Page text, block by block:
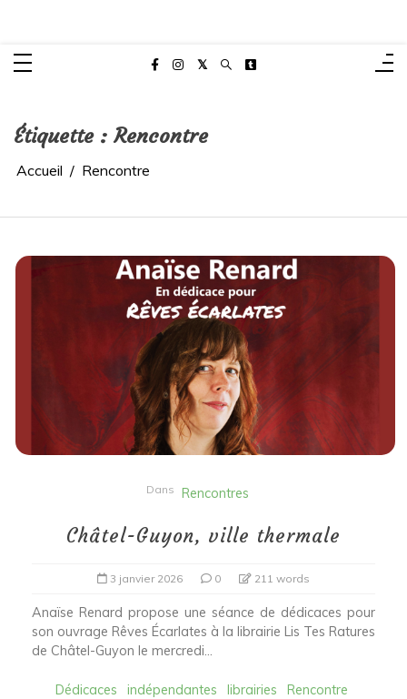
Étiquette : Rencontre
Accueil Rencontre
Dans Rencontres
Châtel-Guyon, ville thermale
3 janvier 2026 0 211 words
Anaïse Renard propose une séance de dédicaces pour
son ouvrage Rêves Écarlates à la librairie Lis Tes Ratures
de Châtel-Guyon le mercredi...
Dédicaces indépendantes librairies Rencontre